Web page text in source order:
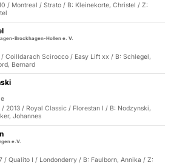
/ Montreal / Strato / B: Kleinekorte, Christel / Z:
Brockhagen-Hollen e. V.
/ Coilldarach Scirocco / Easy Lift xx / B: Schlegel,
Bernard
2013 / Royal Classic / Florestan I / B: Nodzynski,
Johannes
e.V.
/ Qualito I / Londonderry / B: Faulborn, Annika / Z: